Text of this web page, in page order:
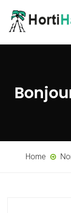
Home